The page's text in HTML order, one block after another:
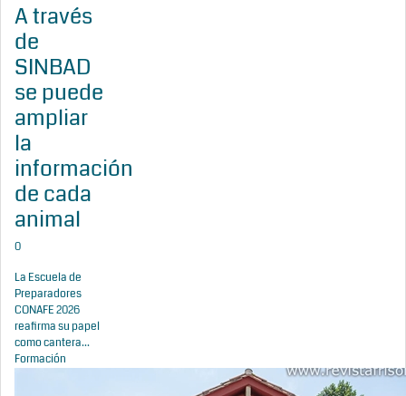
A través
de
SINBAD
se puede
ampliar
la
información
de cada
animal
0
La Escuela de
Preparadores
CONAFE 2026
reafirma su papel
como cantera...
Formación